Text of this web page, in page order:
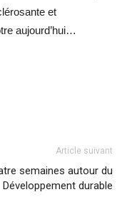
et
aujourd’hui…
Article suivant
semaines autour du
Développement durable